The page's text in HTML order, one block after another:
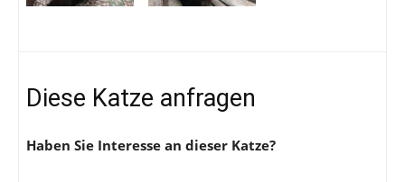
Diese Katze anfragen
Haben Sie Interesse an dieser Katze?